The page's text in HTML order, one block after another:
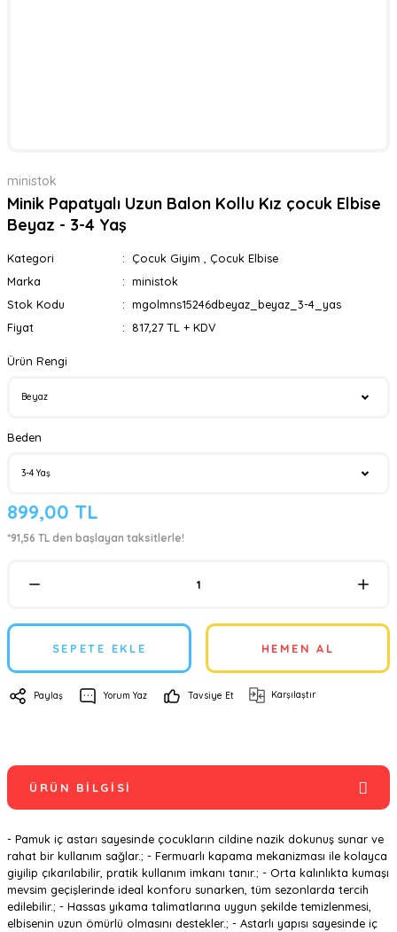
ministok
Minik Papatyalı Uzun Balon Kollu Kız çocuk Elbise
Beyaz - 3-4 Yaş
Kategori Çocuk Giyim
Çocuk Elbise
Marka
ministok
Stok Kodu
mgolmns15246dbeyaz_beyaz_3-4_yas
Fiyat
817,27 TL + KDV
Ürün Rengi
Beden
899,00 TL
*91,56 TL den başlayan taksitlerle!
SEPETE EKLE HEMEN AL
Paylaş Yorum Yaz Tavsiye Et Karşılaştır
ÜRÜN BILGISI
- Pamuk iç astarı sayesinde çocukların cildine nazik dokunuş sunar ve
rahat bir kullanım sağlar.; - Fermuarlı kapama mekanizması ile kolayca
giyilip çıkarılabilir, pratik kullanım imkanı tanır.; - Orta kalınlıkta kumaşı
mevsim geçişlerinde ideal konforu sunarken, tüm sezonlarda tercih
edilebilir.; - Hassas yıkama talimatlarına uygun şekilde temizlenmesi,
elbisenin uzun ömürlü olmasını destekler.; - Astarlı yapısı sayesinde iç